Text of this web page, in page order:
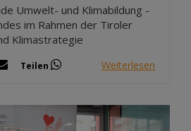
Umwelt- und Klimabildung -
im Rahmen der Tiroler
Klimastrategie
Teilen Weiterlesen